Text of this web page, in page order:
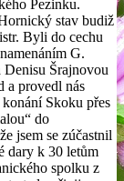
Pezinku.
stav budiž
Byli do cechu
G.
Denisu Šrajnovou
a provedl nás
Skoku přes
do
jsem se zúčastnil
dary k 30 letům
spolku z